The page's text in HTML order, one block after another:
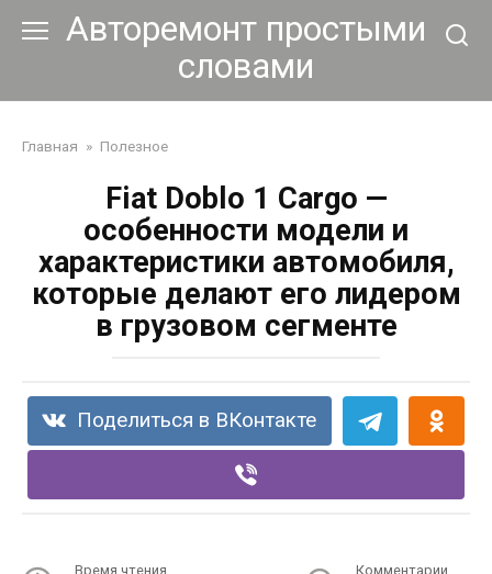
Авторемонт простыми
словами
Главная » Полезное
Fiat Doblo 1 Cargo —
особенности модели и
характеристики автомобиля,
которые делают его лидером
в грузовом сегменте
Поделиться в ВКонтакте
Время чтения Комментарии